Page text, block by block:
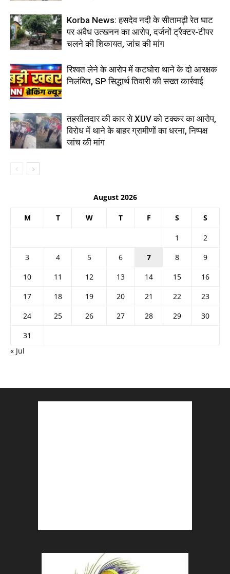
Korba News: हसदेव नदी के सीतामढ़ी रेत घाट
पर अवैध उत्खनन का आरोप, दर्जनों ट्रैक्टर-टीपर
चलने की शिकायत, जांच की मांग
रिश्वत लेने के आरोप में कटघोरा थाने के दो आरक्षक
निलंबित, SP सिद्धार्थ तिवारी की सख्त कार्रवाई
तहसीलदार की कार से XUV को टक्कर का आरोप,
विरोध में थाने के बाहर ग्रामीणों का धरना, निष्पक्ष
जांच की मांग
August 2026
M T W T F S S
1
2
3
4 5 6 7 8
9
10
11 12 13 14 15
16
17
18 19 20 21 22
23
24
25 26 27 28 29
30
31
« Jul